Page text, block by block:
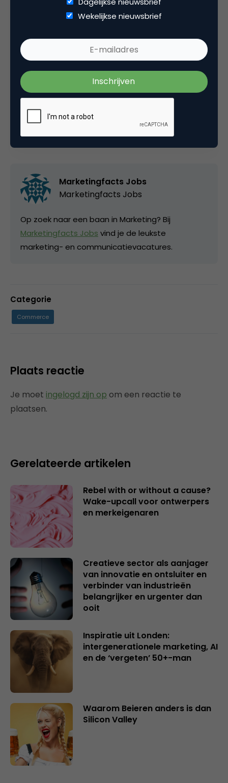
meewerkt om deze start-up naar het volgende
leren.
Lees hier meer over deze stage.
Deel dit artikel
Marketingfacts Jobs
Marketingfacts Jobs
Op zoek naar een baan in Marketing? Bij
Marketingfacts Jobs vind je de leukste
marketing- en communicatievacatures.
Categorie
Commerce
Plaats reactie
Je moet ingelogd zijn op om een reactie te
plaatsen.
Gerelateerde artikelen
Rebel with or without a cause?
Wake-upcall voor ontwerpers
en merkeigenaren
Creatieve sector als aanjager
van innovatie en ontsluiter en
verbinder van industrieën
belangrijker en urgenter dan
ooit
Inspiratie uit Londen:
intergenerationele marketing, AI
en de ‘vergeten’ 50+-man
Waarom Beieren anders is dan
Silicon Valley
Wekelijkse nieuwsbrief